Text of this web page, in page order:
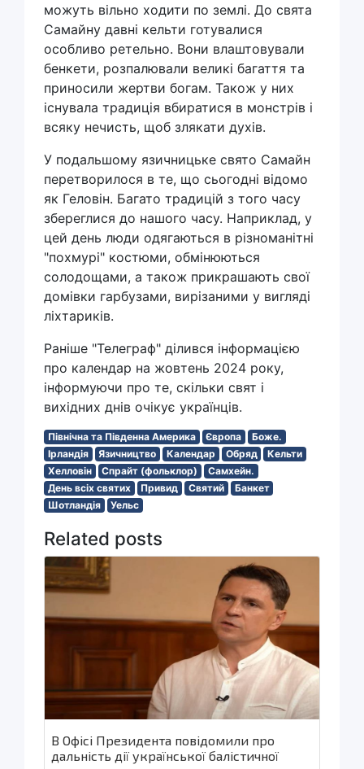
можуть вільно ходити по землі. До свята
Самайну давні кельти готувалися
особливо ретельно. Вони влаштовували
бенкети, розпалювали великі багаття та
приносили жертви богам. Також у них
існувала традиція вбиратися в монстрів і
всяку нечисть, щоб злякати духів.
У подальшому язичницьке свято Самайн
перетворилося в те, що сьогодні відомо
як Геловін. Багато традицій з того часу
збереглися до нашого часу. Наприклад, у
цей день люди одягаються в різноманітні
"похмурі" костюми, обмінюються
солодощами, а також прикрашають свої
домівки гарбузами, вирізаними у вигляді
ліхтариків.
Раніше "Телеграф" ділився інформацією
про календар на жовтень 2024 року,
інформуючи про те, скільки свят і
вихідних днів очікує українців.
Північна та Південна Америка Європа
Боже.
Ірландія
Язичництво Календар Обряд
Кельти
Хелловін
Спрайт (фольклор)
Самхейн.
День всіх святих
Привид Святий
Банкет
Шотландія
Уельс
Related posts
В Офісі Президента повідомили про
дальність дії української балістичної